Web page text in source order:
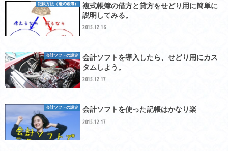
記帳方法（複式帳簿）
複式帳簿の借方と貸方をせどり用に簡単に
説明してみる。
2015.12.16
会計ソフトの設定
会計ソフトを導入したら、せどり用にカス
タムしよう。
2015.12.17
会計ソフトの設定 会計ソフトを使った記帳はかなり楽
2015.12.17